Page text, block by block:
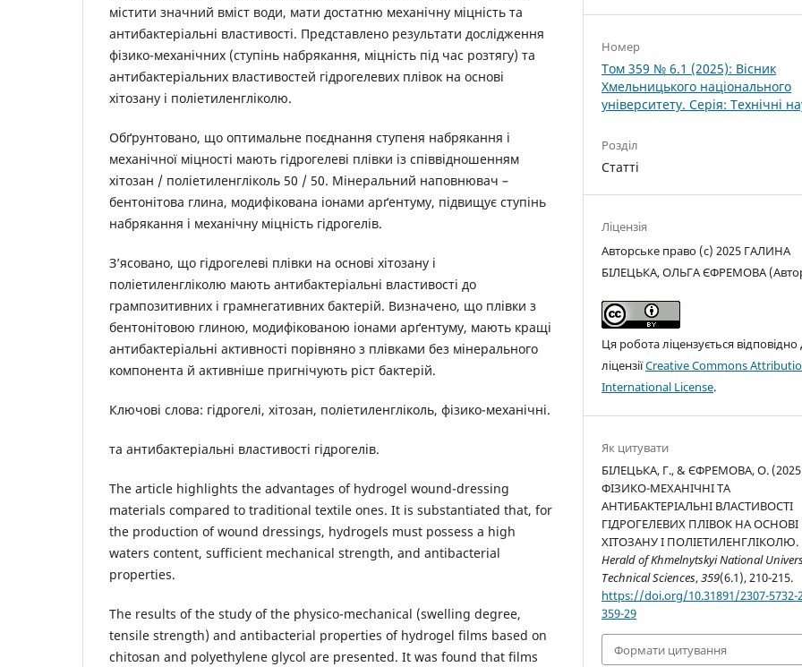
містити значний вміст води, мати достатню механічну міцність та
антибактеріальні властивості. Представлено результати дослідження
фізико-механічних (ступінь набрякання, міцність під час розтягу) та
антибактеріальних властивостей гідрогелевих плівок на основі
хітозану і поліетиленгліколю.
Обґрунтовано, що оптимальне поєднання ступеня набрякання і
механічної міцності мають гідрогелеві плівки із співвідношенням
хітозан / поліетиленгліколь 50 / 50. Мінеральний наповнювач –
бентонітова глина, модифікована іонами арґентуму, підвищує ступінь
набрякання і механічну міцність гідрогелів.
З’ясовано, що гідрогелеві плівки на основі хітозану і
поліетиленгліколю мають антибактеріальні властивості до
грампозитивних і грамнегативних бактерій. Визначено, що плівки з
бентонітовою глиною, модифікованою іонами арґентуму, мають кращі
антибактеріальні активності порівняно з плівками без мінерального
компонента й активніше пригнічують ріст бактерій.
Ключові слова: гідрогелі, хітозан, поліетиленгліколь, фізико-механічні.
та антибактеріальні властивості гідрогелів.
The article highlights the advantages of hydrogel wound-dressing
materials compared to traditional textile ones. It is substantiated that, for
the production of wound dressings, hydrogels must possess a high
waters content, sufficient mechanical strength, and antibacterial
properties.
The results of the study of the physico-mechanical (swelling degree,
tensile strength) and antibacterial properties of hydrogel films based on
chitosan and polyethylene glycol are presented. It was found that films
Номер
Том 359 № 6.1 (2025): Вісник
Хмельницького національного
університету. Серія: Технічні
Розділ
Статті
Ліцензія
Авторське право (c) 2025 ГАЛИНА
БІЛЕЦЬКА, ОЛЬГА ЄФРЕМОВА
Ця робота ліцензується відповідно
ліцензіїCreative Commons
International License.
Як цитувати
БІЛЕЦЬКА, Г., & ЄФРЕМОВА, О.
ФІЗИКО-МЕХАНІЧНІ ТА
АНТИБАКТЕРІАЛЬНІ ВЛАСТИВОСТІ
ГІДРОГЕЛЕВИХ ПЛІВОК НА ОСНОВІ
ХІТОЗАНУ І ПОЛІЕТИЛЕНГЛІКОЛЮ.
Herald of Khmelnytskyi National
Technical Sciences,359(6.1), 210-215.
https://doi.org/10.31891/2307-5732-
359-29
Формати цитування